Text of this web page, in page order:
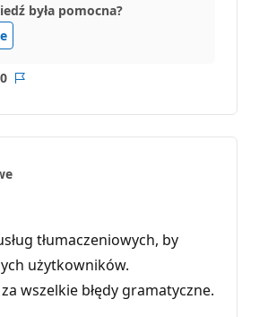
była pomocna?
tłumaczeniowych, by
użytkowników.
wszelkie błędy gramatyczne.